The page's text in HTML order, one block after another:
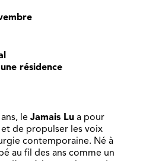
résidence
le Jamais Lu a pour
de propulser les voix
contemporaine. Né à
au fil des ans comme un